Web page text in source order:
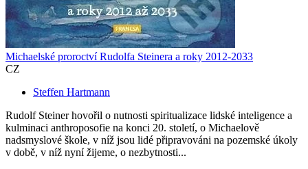
Michaelské proroctví Rudolfa Steinera a roky 2012-2033
CZ
Steffen Hartmann
Rudolf Steiner hovořil o nutnosti spiritualizace lidské inteligence a
kulminaci anthroposofie na konci 20. století, o Michaelově
nadsmyslové škole, v níž jsou lidé připravováni na pozemské úkoly
v době, v níž nyní žijeme, o nezbytnosti...